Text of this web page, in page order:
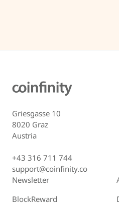
Griesgasse 10
8020 Graz
Austria
+43 316 711 744
support@coinfinity.co
Newsletter
BlockReward